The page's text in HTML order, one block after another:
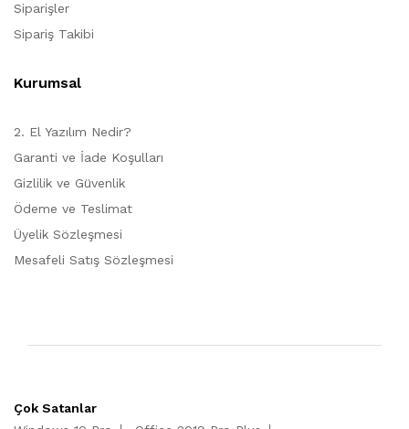
Siparişler
Sipariş Takibi
Kurumsal
2. El Yazılım Nedir?
Garanti ve İade Koşulları
Gizlilik ve Güvenlik
Ödeme ve Teslimat
Üyelik Sözleşmesi
Mesafeli Satış Sözleşmesi
Çok Satanlar